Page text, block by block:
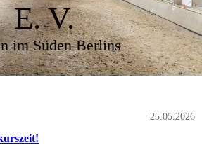
E. V.
im Süden Berlins
25.05.2026